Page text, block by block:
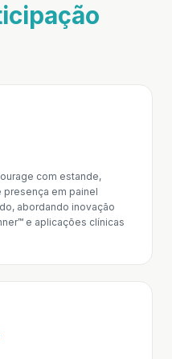
com estande,
em painel
abordando inovação
e aplicações clínicas